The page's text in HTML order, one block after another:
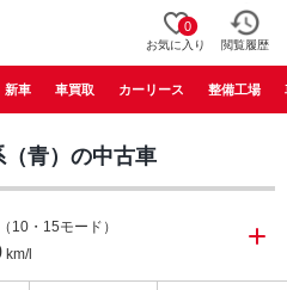
0
お気に入り 閲覧履歴
新車 車買取 カーリース 整備工場
青）の中古車
（10・15モード）
km/l